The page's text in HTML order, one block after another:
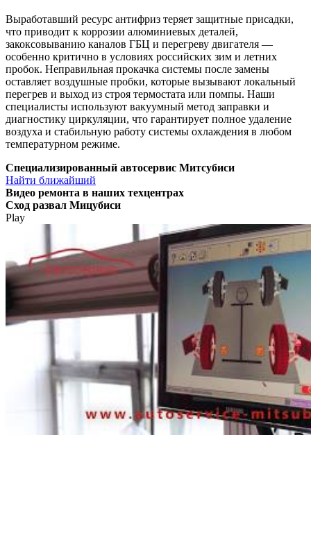
Выработавший ресурс антифриз теряет защитные присадки,
что приводит к коррозии алюминиевых деталей,
закоксовыванию каналов ГБЦ и перегреву двигателя —
особенно критично в условиях российских зим и летних
пробок. Неправильная прокачка системы после замены
оставляет воздушные пробки, которые вызывают локальный
перегрев и выход из строя термостата или помпы. Наши
специалисты используют вакуумный метод заправки и
диагностику циркуляции, что гарантирует полное удаление
воздуха и стабильную работу системы охлаждения в любом
температурном режиме.
Специализированный автосервис Митсубиси
Найти ближайший
Видео ремонта в наших техцентрах
Сход развал Мицубиси
Play